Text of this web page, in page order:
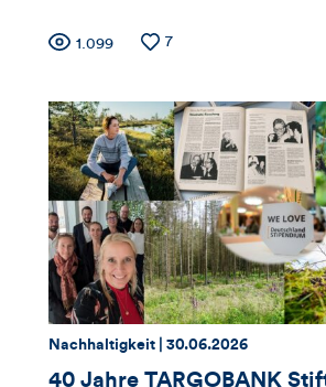
Zähler
für
Views,
Likes
und
Kommentare
dieses
Artikels
Anzahl
1.099
Anzahl
7
Thema:
Nachhaltigkeit | Datum:
30.06.2026
40 Jahre TARGOBANK